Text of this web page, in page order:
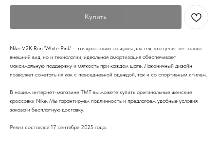
Купить
Nike V2K Run 'White Pink' - эти кроссовки созданы для тех, кто ценит не только
внешний вид, но и технологии, идеальная амортизация обеспечивает
максимальную поддержку и мягкость при каждом шаге. Лаконичный дизайн
позволяет сочетать их как с повседневной одеждой, так и со спортивным стилем.
В нашем интернет-магазине TMT вы можете купить оригинальные женские
кроссовки Nike. Мы гарантируем подлинность и предлагаем удобные условия
заказа и бесплатную доставку.
Релиз состоялся 17 сентября 2025 года.